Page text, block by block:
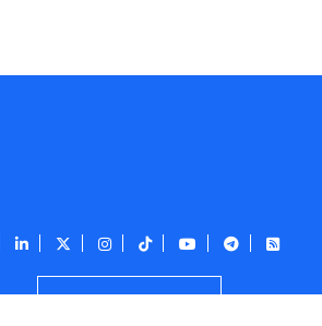
CONTATO